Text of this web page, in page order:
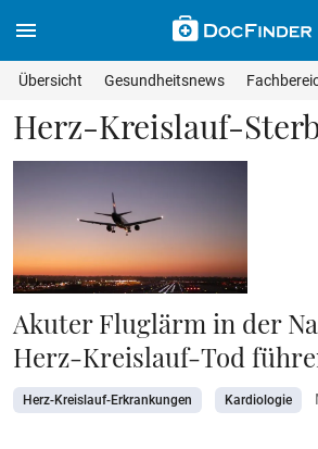
Übersicht Gesundheitsnews
Herz-Kreislauf-
Akuter Fluglärm in der
Herz-Kreislauf-Tod
Herz-Kreislauf-Erkrankungen Kardiologie